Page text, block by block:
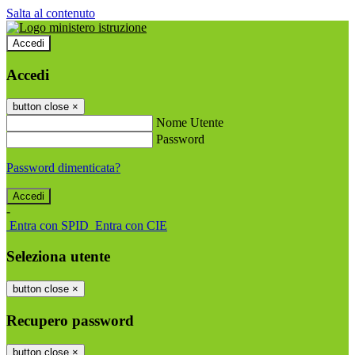
Salta al contenuto
Accedi
Accedi
button close ×
Nome Utente
Password
Password dimenticata?
-
Entra con SPID Entra con CIE
Seleziona utente
button close ×
Recupero password
button close ×